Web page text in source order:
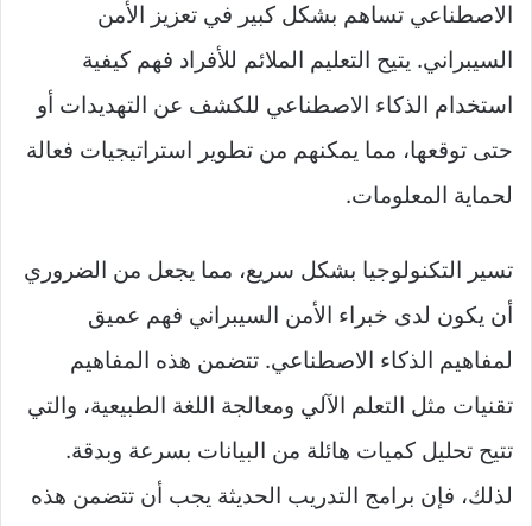
الاصطناعي تساهم بشكل كبير في تعزيز الأمن
السيبراني. يتيح التعليم الملائم للأفراد فهم كيفية
استخدام الذكاء الاصطناعي للكشف عن التهديدات أو
حتى توقعها، مما يمكنهم من تطوير استراتيجيات فعالة
لحماية المعلومات.
تسير التكنولوجيا بشكل سريع، مما يجعل من الضروري
أن يكون لدى خبراء الأمن السيبراني فهم عميق
لمفاهيم الذكاء الاصطناعي. تتضمن هذه المفاهيم
تقنيات مثل التعلم الآلي ومعالجة اللغة الطبيعية، والتي
تتيح تحليل كميات هائلة من البيانات بسرعة وبدقة.
لذلك، فإن برامج التدريب الحديثة يجب أن تتضمن هذه